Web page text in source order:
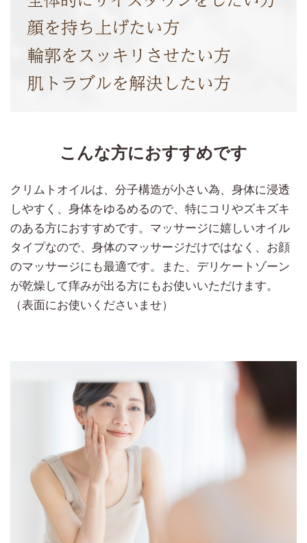
こんな方におすすめです
クリムトオイルは、分子構造が小さい為、身体に浸透
しやすく、身体をゆるめるので、特にコリやズキズキ
のある方におすすめです。マッサージに嬉しいオイル
タイプなので、身体のマッサージだけではなく、お顔
のマッサージにも最適です。また、デリケートゾーン
が乾燥して痒みが出る方にもお使いいただけます。
（表面にお使いくださいませ）